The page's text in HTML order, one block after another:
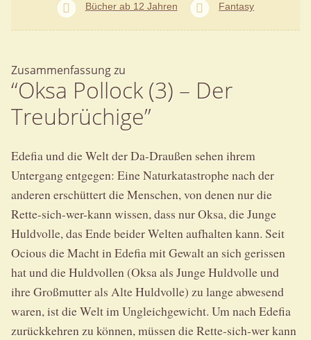
Bücher ab 12 Jahren Fantasy
Zusammenfassung zu
“Oksa Pollock (3) – Der
Treubrüchige”
Edefia und die Welt der Da-Draußen sehen ihrem
Untergang entgegen: Eine Naturkatastrophe nach der
anderen erschüttert die Menschen, von denen nur die
Rette-sich-wer-kann wissen, dass nur Oksa, die Junge
Huldvolle, das Ende beider Welten aufhalten kann. Seit
Ocious die Macht in Edefia mit Gewalt an sich gerissen
hat und die Huldvollen (Oksa als Junge Huldvolle und
ihre Großmutter als Alte Huldvolle) zu lange abwesend
waren, ist die Welt im Ungleichgewicht. Um nach Edefia
zurückkehren zu können, müssen die Rette-sich-wer kann